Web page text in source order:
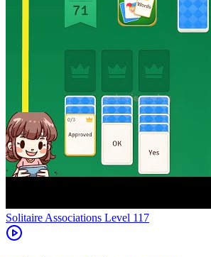
Level 117